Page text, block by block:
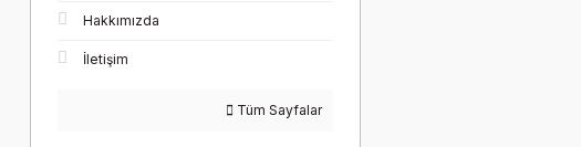
Hakkımızda
İletişim
Tüm Sayfalar